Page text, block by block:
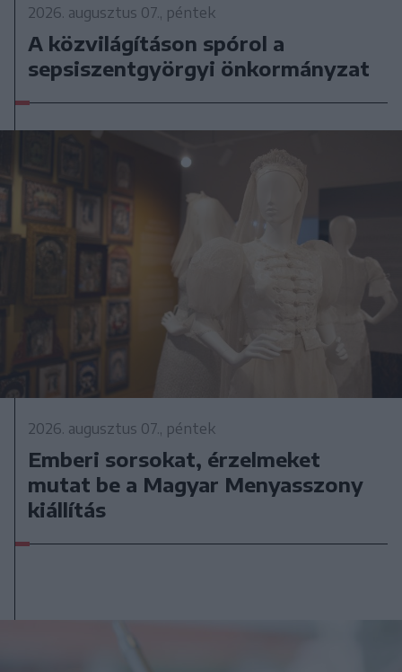
2026. augusztus 07., péntek
A közvilágításon spórol a
sepsiszentgyörgyi önkormányzat
2026. augusztus 07., péntek
Emberi sorsokat, érzelmeket
mutat be a Magyar Menyasszony
kiállítás